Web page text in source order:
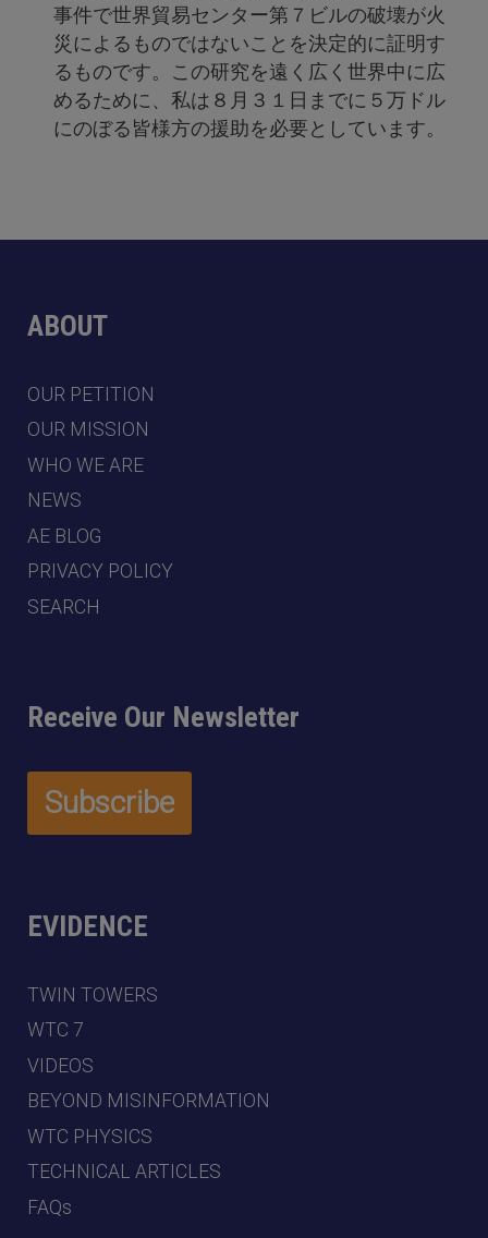
事件で世界貿易センター第７ビルの破壊が火
災によるものではないことを決定的に証明す
るものです。この研究を遠く広く世界中に広
めるために、私は８月３１日までに５万ドル
にのぼる皆様方の援助を必要としています。
ABOUT
OUR PETITION
OUR MISSION
WHO WE ARE
NEWS
AE BLOG
PRIVACY POLICY
SEARCH
Receive Our Newsletter
EVIDENCE
TWIN TOWERS
WTC 7
VIDEOS
BEYOND MISINFORMATION
WTC PHYSICS
TECHNICAL ARTICLES
FAQs